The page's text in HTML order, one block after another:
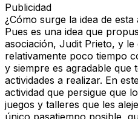
Publicidad
¿Cómo surge la idea de
Pues es una idea que
asociación, Judit Prieto, y
relativamente poco tiempo
y siempre es agradable que
actividades a realizar. En
actividad que persigue que
juegos y talleres que les